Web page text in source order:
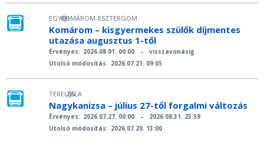
EGYÉB
|
KOMÁROM-ESZTERGOM
Komárom – kisgyermekes szülők díjmentes
utazása augusztus 1-től
Érvényes: 2026.08.01. 00:00 –
visszavonásig
Utolsó módosítás: 2026.07.21. 09:05
TERELÉS
|
ZALA
Nagykanizsa – július 27-től forgalmi változás
Érvényes: 2026.07.27. 00:00 –
2026.08.31. 23:59
Utolsó módosítás: 2026.07.20. 13:00